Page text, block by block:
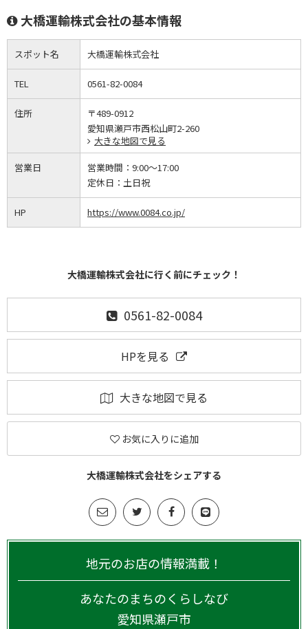
大橋運輸株式会社の基本情報
スポット名 大橋運輸株式会社
TEL 0561-82-0084
住所
〒489-0912
愛知県瀬戸市西松山町2-260
大きな地図で見る
営業日 営業時間： 9:00～17:00
定休日： 土日祝
HP https://www.0084.co.jp/
大橋運輸株式会社に行く前にチェック！
0561-82-0084
HPを見る
大きな地図で見る
お気に入りに追加
大橋運輸株式会社をシェアする
地元のお店の情報満載！
あなたのまちのくらしなび
愛知県瀬戸市